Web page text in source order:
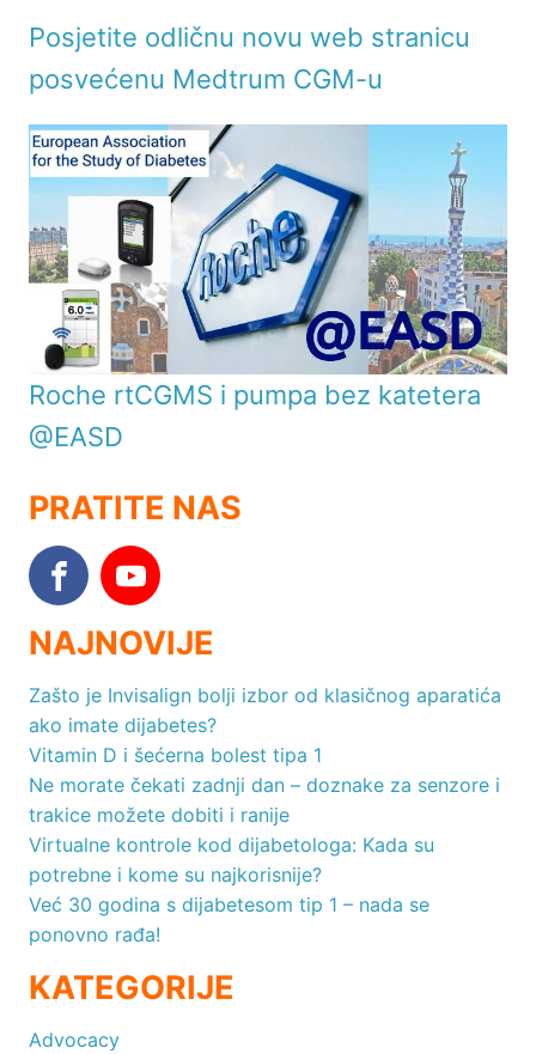
Posjetite odličnu novu web stranicu
posvećenu Medtrum CGM-u
Roche rtCGMS i pumpa bez katetera
@EASD
PRATITE NAS
NAJNOVIJE
Zašto je Invisalign bolji izbor od klasičnog aparatića
ako imate dijabetes?
Vitamin D i šećerna bolest tipa 1
Ne morate čekati zadnji dan – doznake za senzore i
trakice možete dobiti i ranije
Virtualne kontrole kod dijabetologa: Kada su
potrebne i kome su najkorisnije?
Već 30 godina s dijabetesom tip 1 – nada se
ponovno rađa!
KATEGORIJE
Advocacy